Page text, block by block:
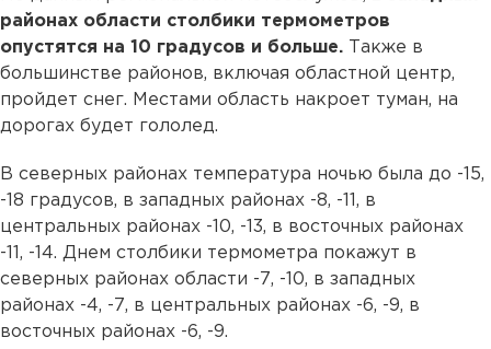
районах области столбики термометров
опустятся на 10 градусов и больше.
Также в
большинстве районов, включая областной центр,
пройдет снег. Местами область накроет туман, на
дорогах будет гололед.
В северных районах температура ночью была до -15,
-18 градусов, в западных районах -8, -11, в
центральных районах -10, -13, в восточных районах
-11, -14. Днем столбики термометра покажут в
северных районах области -7, -10, в западных
районах -4, -7, в центральных районах -6, -9, в
восточных районах -6, -9.